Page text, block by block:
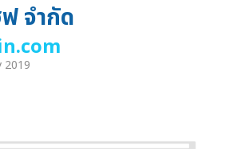
จำกัด
2019